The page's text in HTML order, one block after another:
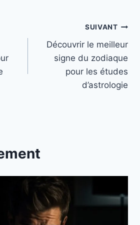
SUIVANT
Découvrir le meilleur
signe du zodiaque
pour les études
d’astrologie